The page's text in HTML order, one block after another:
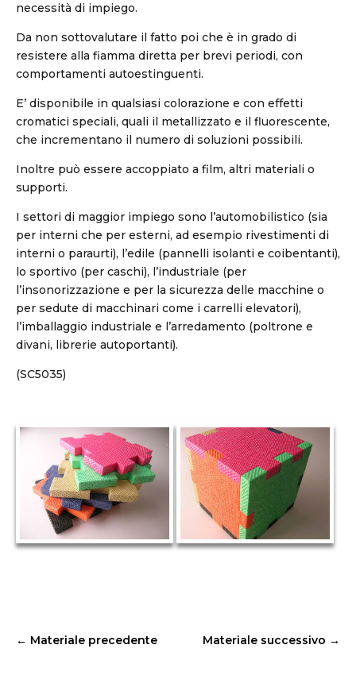
necessità di impiego.
Da non sottovalutare il fatto poi che è in grado di
resistere alla fiamma diretta per brevi periodi, con
comportamenti autoestinguenti.
E’ disponibile in qualsiasi colorazione e con effetti
cromatici speciali, quali il metallizzato e il fluorescente,
che incrementano il numero di soluzioni possibili.
Inoltre può essere accoppiato a film, altri materiali o
supporti.
I settori di maggior impiego sono l’automobilistico (sia
per interni che per esterni, ad esempio rivestimenti di
interni o paraurti), l’edile (pannelli isolanti e coibentanti),
lo sportivo (per caschi), l’industriale (per
l’insonorizzazione e per la sicurezza delle macchine o
per sedute di macchinari come i carrelli elevatori),
l’imballaggio industriale e l’arredamento (poltrone e
divani, librerie autoportanti).
(SC5035)
← Materiale precedente Materiale successivo →